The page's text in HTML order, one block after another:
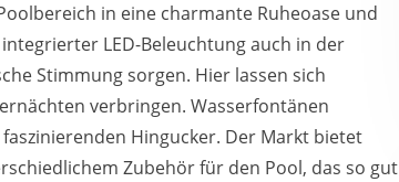
in eine charmante Ruheoase und
LED-Beleuchtung auch in der
Stimmung sorgen. Hier lassen sich
verbringen. Wasserfontänen
Hingucker. Der Markt bietet
Zubehör für den Pool, das so gut